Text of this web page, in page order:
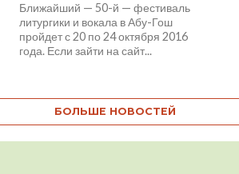
Ближайший — 50-й — фестиваль
литургики и вокала в Абу-Гош
пройдет с 20 по 24 октября 2016
года. Если зайти на сайт...
БОЛЬШЕ НОВОСТЕЙ